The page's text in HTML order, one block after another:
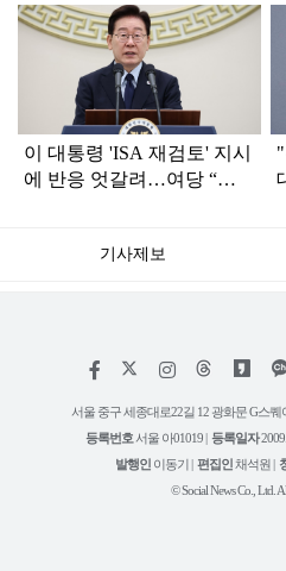
탑
라
이 대통령 'ISA 재검토' 지시
에 반응 엇갈려…여당 “적
기사제보
페
스
북
인
타
그
램
서울 중구 세종대로22길 12 광화문 G스퀘
등록번호 서울 아01019 | 등록일자
발행인 이동기 | 편집인채석원 |
© Social News Co., Ltd.